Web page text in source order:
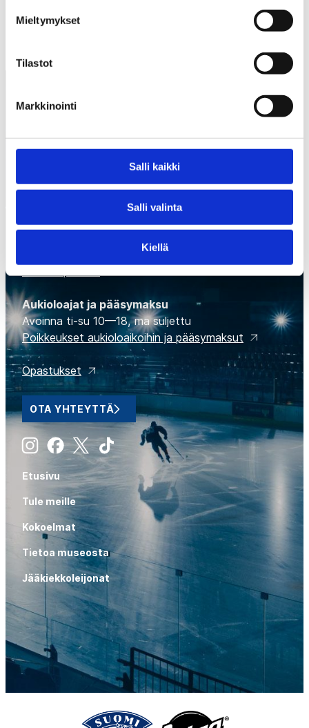
Mieltymykset
Tilastot
Markkinointi
Salli kaikki
Salli valinta
Kiellä
Suomen Jääkiekkomuseo
Museokeskus Vapriikki, Tampellan alue,
Alaverstaanraitti 5
Aukioloajat ja pääsymaksu
Avoinna ti-su 10—18, ma suljettu
Poikkeukset aukioloaikoihin ja pääsymaksut
Opastukset
OTA YHTEYTTÄ
InstagramFacebook
X Tiktok
Etusivu
Tule meille
Kokoelmat
Tietoa museosta
Jääkiekkoleijonat